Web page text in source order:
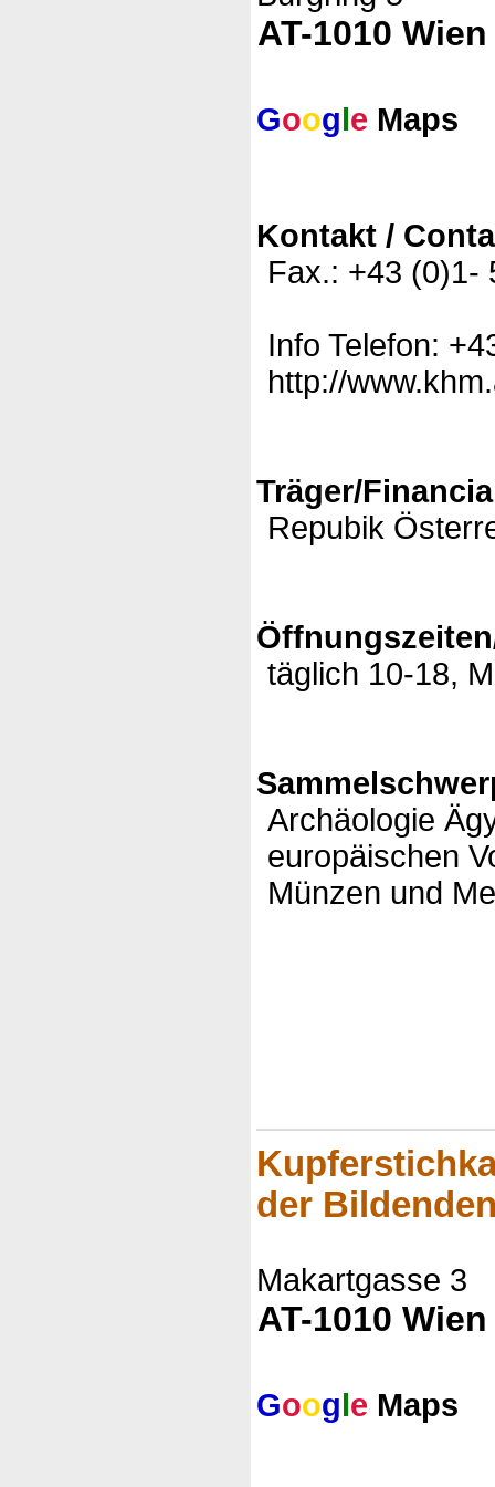
AT-1010 Wien
Google Maps
Kontakt /
Fax.: +43 (0)1-
Info Telefon:
http://
Träger/
Repubik
täglich 10-18,
Archäologie
europäischen
Münzen und
der
Makartgasse 3
AT-1010 Wien
Google Maps